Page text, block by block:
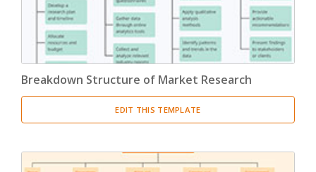
Breakdown Structure of Market Research
EDIT THIS TEMPLATE